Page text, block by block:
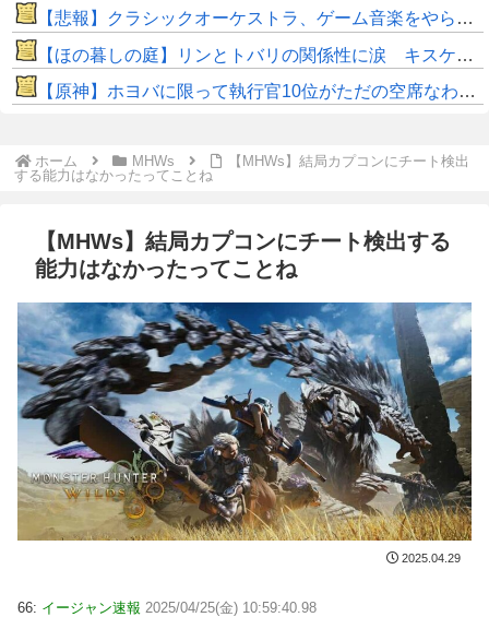
【悲報】クラシックオーケストラ、ゲーム音楽をやらないとガラガラになり終わる・・・
【ほの暮しの庭】リンとトバリの関係性に涙 キスケの株も急上昇
【原神】ホヨバに限って執行官10位がただの空席なわけない！
ホーム MHWs
【MHWs】結局カプコンにチート検出
する能力はなかったってことね
【MHWs】結局カプコンにチート検出する
能力はなかったってことね
2025.04.29
66: イージャン速報 2025/04/25(金) 10:59:40.98